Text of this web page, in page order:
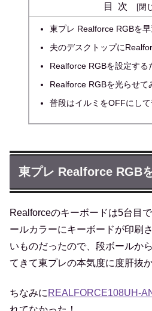
目次
東プレ Realforce RGBを
夫のデスクトップに
Realforce RGBを設定する
Realforce RGBを光らせて
普段はイルミをOFFにし
東プレ Realforce RGB
Realforceのキーボードは5台目
ールカラーにキーボードが印刷
いものだったので、段ボールか
てきて東プレの本気度に度肝抜か
ちなみに REALFORCE108UH-